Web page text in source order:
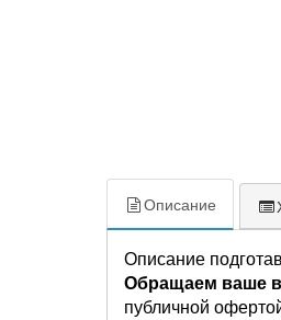
Описание
Описание
Обращаем ваше
публичной